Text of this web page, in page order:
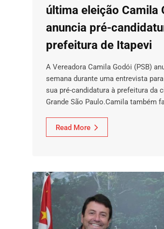
última eleição Camila
anuncia pré-
prefeitura de Itapevi
A Vereadora Camila Godói (PSB)
semana durante uma entrevista
sua pré-candidatura à prefeitura da
Grande São Paulo.Camila também
Read More